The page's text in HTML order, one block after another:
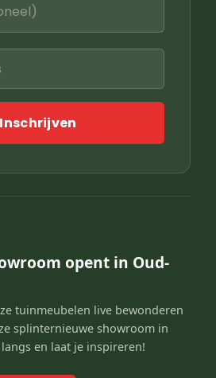
Inschrijven
opent in Oud-
tuinmeubelen live bewonderen
splinternieuwe showroom in
en laat je inspireren!